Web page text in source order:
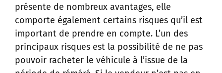
présente de nombreux avantages, elle
comporte également certains risques qu’il est
important de prendre en compte. L’un des
principaux risques est la possibilité de ne pas
pouvoir racheter le véhicule à l’issue de la